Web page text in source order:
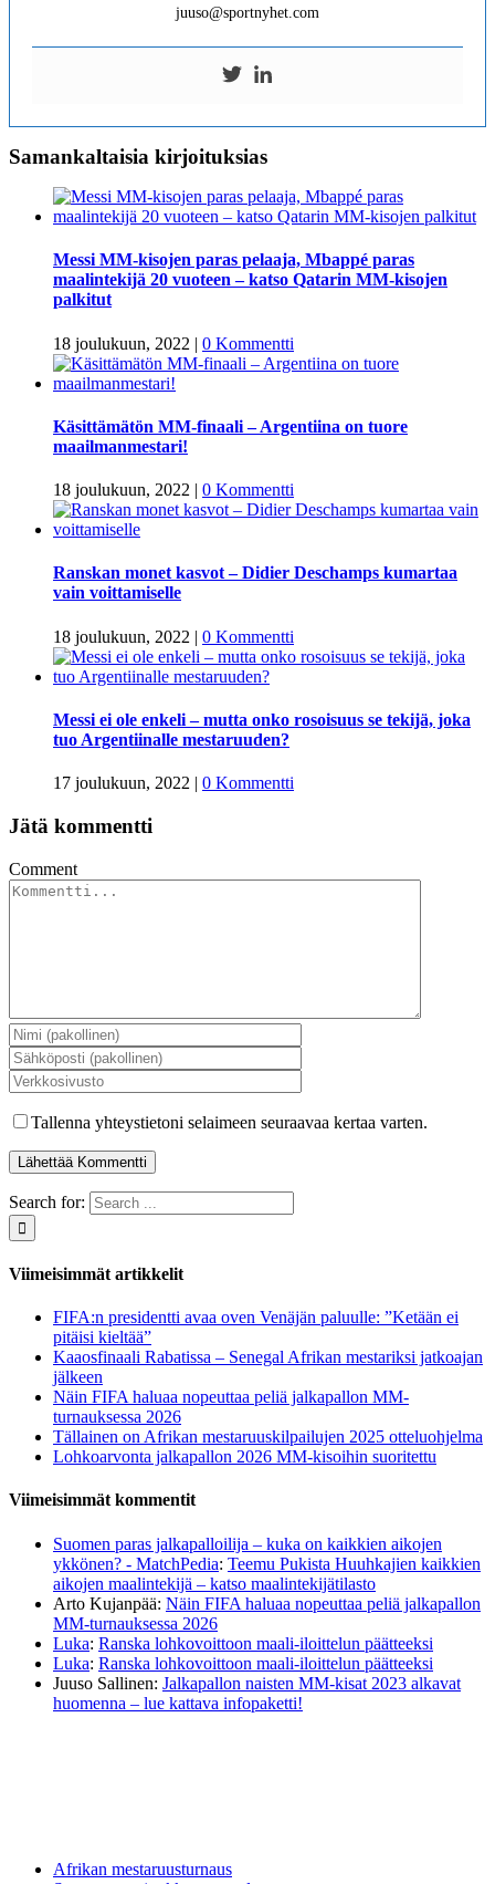
juuso@sportnyhet.com
Samankaltaisia kirjoituksias
Messi MM-kisojen paras pelaaja, Mbappé paras
maalintekijä 20 vuoteen – katso Qatarin MM-kisojen
palkitut
18 joulukuun, 2022 | 0 Kommentti
Käsittämätön MM-finaali – Argentiina on tuore
maailmanmestari!
18 joulukuun, 2022 | 0 Kommentti
Ranskan monet kasvot – Didier Deschamps kumartaa
vain voittamiselle
18 joulukuun, 2022 | 0 Kommentti
Messi ei ole enkeli – mutta onko rosoisuus se tekijä, joka
tuo Argentiinalle mestaruuden?
17 joulukuun, 2022 | 0 Kommentti
Jätä kommentti
Comment
Tallenna yhteystietoni selaimeen seuraavaa kertaa varten.
Search for:
Viimeisimmät artikkelit
FIFA:n presidentti avaa oven Venäjän paluulle: ”Ketään ei
pitäisi kieltää”
Kaaosfinaali Rabatissa – Senegal Afrikan mestariksi jatkoajan
jälkeen
Näin FIFA haluaa nopeuttaa peliä jalkapallon MM-
turnauksessa 2026
Tällainen on Afrikan mestaruuskilpailujen 2025 otteluohjelma
Lohkoarvonta jalkapallon 2026 MM-kisoihin suoritettu
Viimeisimmät kommentit
Suomen paras jalkapalloilija – kuka on kaikkien aikojen
ykkönen? - MatchPedia: Teemu Pukista Huuhkajien kaikkien
aikojen maalintekijä – katso maalintekijätilasto
Arto Kujanpää: Näin FIFA haluaa nopeuttaa peliä jalkapallon
MM-turnauksessa 2026
Luka: Ranska lohkovoittoon maali-iloittelun päätteeksi
Luka: Ranska lohkovoittoon maali-iloittelun päätteeksi
Juuso Sallinen: Jalkapallon naisten MM-kisat 2023 alkavat
huomenna – lue kattava infopaketti!
Afrikan mestaruusturnaus